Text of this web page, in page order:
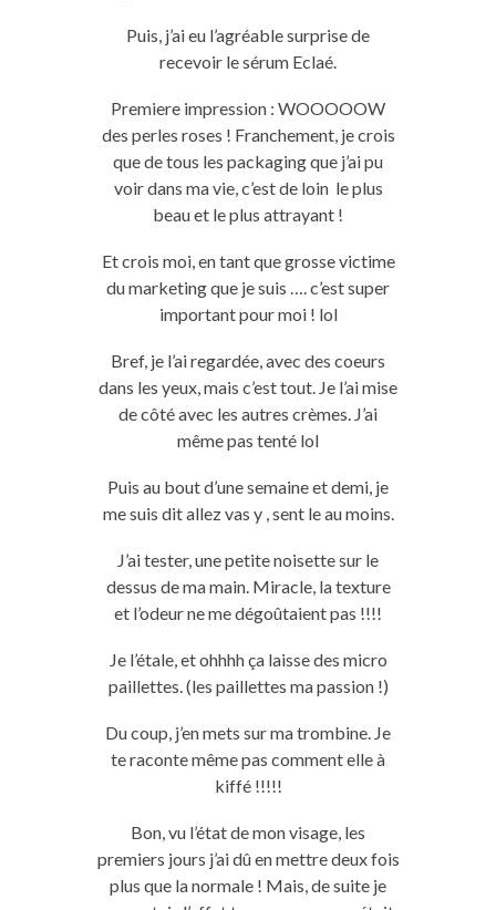
Puis, j’ai eu l’agréable surprise de
recevoir le sérum Eclaé.
Premiere impression : WOOOOOW
des perles roses ! Franchement, je crois
que de tous les packaging que j’ai pu
voir dans ma vie, c’est de loin le plus
beau et le plus attrayant !
Et crois moi, en tant que grosse victime
du marketing que je suis …. c’est super
important pour moi ! lol
Bref, je l’ai regardée, avec des coeurs
dans les yeux, mais c’est tout. Je l’ai mise
de côté avec les autres crèmes. J’ai
même pas tenté lol
Puis au bout d’une semaine et demi, je
me suis dit allez vas y , sent le au moins.
J’ai tester, une petite noisette sur le
dessus de ma main. Miracle, la texture
et l’odeur ne me dégoûtaient pas !!!!
Je l’étale, et ohhhh ça laisse des micro
paillettes. (les paillettes ma passion !)
Du coup, j’en mets sur ma trombine. Je
te raconte même pas comment elle à
kiffé !!!!!
Bon, vu l’état de mon visage, les
premiers jours j’ai dû en mettre deux fois
plus que la normale ! Mais, de suite je